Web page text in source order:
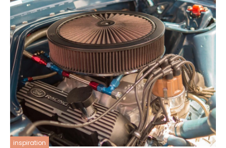
inspiration